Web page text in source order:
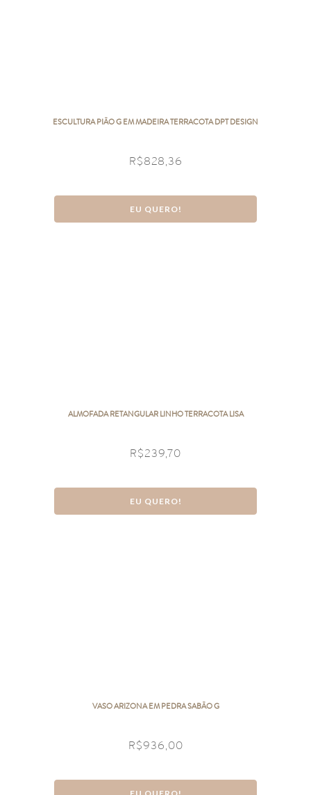
ESCULTURA PIÃO G EM MADEIRA TERRACOTA DPT DESIGN
R$828,36
EU QUERO!
ALMOFADA RETANGULAR LINHO TERRACOTA LISA
R$239,70
EU QUERO!
VASO ARIZONA EM PEDRA SABÃO G
R$936,00